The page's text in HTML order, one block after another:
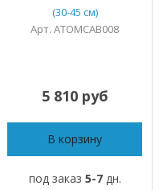
(30-45 см)
Арт. ATOMCAB008
5 810 руб
В корзину
под заказ 5-7дн.